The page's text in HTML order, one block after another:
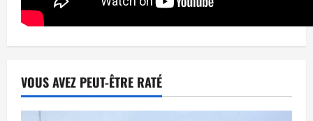
VOUS AVEZ PEUT-ÊTRE RATÉ